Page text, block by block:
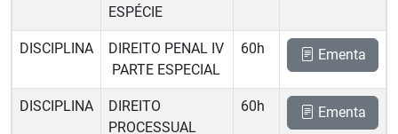
ESPÉCIE
DISCIPLINA
DIREITO PENAL IV
 PARTE ESPECIAL
60h Ementa
DISCIPLINA
DIREITO
PROCESSUAL
60h Ementa